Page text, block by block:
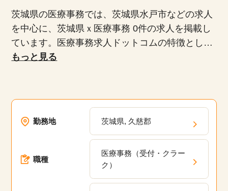
茨城県の医療事務では、茨城県水戸市などの求人
を中心に、茨城県ｘ医療事務 0件の求人を掲載し
ています。医療事務求人ドットコムの特徴とし
て、正社員、派遣社員、扶養内パート、時短勤務
介します。未経験者や無資格者、ブランクがある
代、50代といった幅広い年齢層が活躍している職
場の求人が多数あります。弊社の派遣・委託現場
においてスキルアップのための研修プログラム
や、キャリアパスの相談、定期的なフィードバッ
クを通じて、あなたのキャリアアップを支援しま
もっと見る
勤務地 茨城県, 久慈郡
職種
医療事務（受付・クラー
ク）